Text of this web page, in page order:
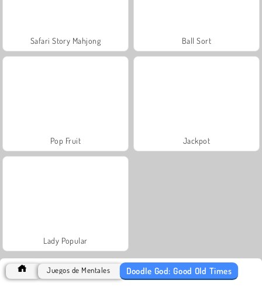
Safari Story Mahjong Ball Sort
Pop Fruit Jackpot
Lady Popular
Juegos de Mentales Doodle God: Good Old Times